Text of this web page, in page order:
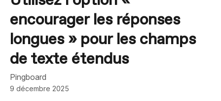
encourager les réponses
longues » pour les champs
de texte étendus
Pingboard
9 décembre 2025